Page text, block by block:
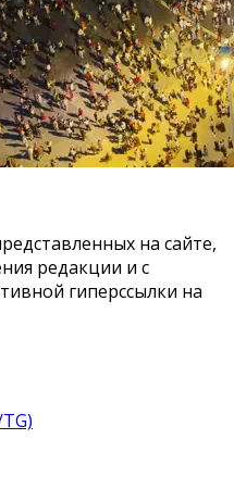
на сайте,
редакции и с
гиперссылки на